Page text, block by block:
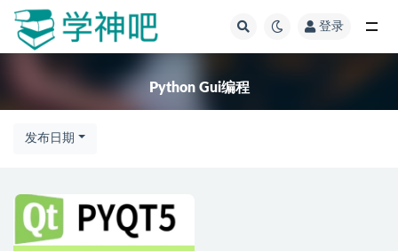
登录
Python Gui编程
发布日期